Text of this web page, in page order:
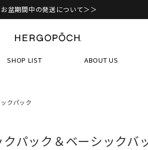
お盆期間中の発送について＞＞
SHOP LIST ABOUT US
クパック
パック＆ベーシックバ